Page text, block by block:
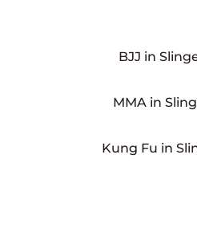
BJJ in
MMA in
Kung Fu in